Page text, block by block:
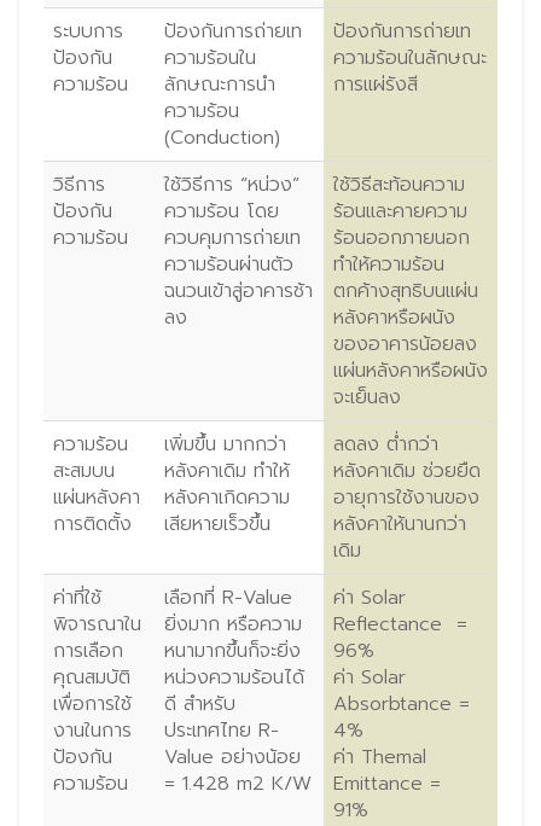
ระบบการ
ป้องกัน
ความร้อน
ป้องกันการถ่ายเท
ความร้อนใน
ลักษณะการนำ
ความร้อน
(Conduction)
ป้องกันการถ่ายเท
ความร้อนในลักษณะ
การแผ่รังสี
วิธีการ
ป้องกัน
ความร้อน
ใช้วิธีการ “หน่วง”
ความร้อน โดย
ควบคุมการถ่ายเท
ความร้อนผ่านตัว
ฉนวนเข้าสู่อาคารช้า
ลง
ใช้วิธีสะท้อนความ
ร้อนและคายความ
ร้อนออกภายนอก
ทำให้ความร้อน
ตกค้างสุทธิบนแผ่น
หลังคาหรือผนัง
ของอาคารน้อยลง
แผ่นหลังคาหรือผนัง
จะเย็นลง
ความร้อน
สะสมบน
แผ่นหลังคา
การติดตั้ง
เพิ่มขึ้น มากกว่า
หลังคาเดิม ทำให้
หลังคาเกิดความ
เสียหายเร็วขึ้น
ลดลง ต่ำกว่า
หลังคาเดิม ช่วยยืด
อายุการใช้งานของ
หลังคาให้นานกว่า
เดิม
ค่าที่ใช้
พิจารณาใน
การเลือก
คุณสมบัติ
เพื่อการใช้
งานในการ
ป้องกัน
ความร้อน
เลือกที่ R-Value
ยิ่งมาก หรือความ
หนามากขึ้นก็จะยิ่ง
หน่วงความร้อนได้
ดี สำหรับ
ประเทศไทย R-
Value อย่างน้อย
= 1.428 m2 K/W
ค่า Solar
Reflectance =
96%
ค่า Solar
Absorbtance =
4%
ค่า Themal
Emittance =
91%